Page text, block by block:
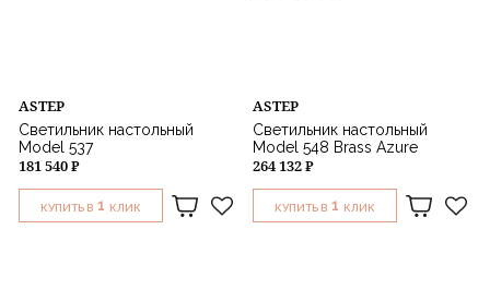
ASTEP
Светильник настольный
Model 537
181 540 ₽
КУПИТЬ В 1 КЛИК
ASTEP
Светильник настольный
Model 548 Brass Azure
264 132 ₽
КУПИТЬ В 1 КЛИК